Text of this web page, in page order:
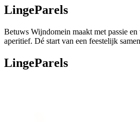
LingeParels
Betuws Wijndomein maakt met passie
aperitief. Dé start van een feestelijk
LingeParels